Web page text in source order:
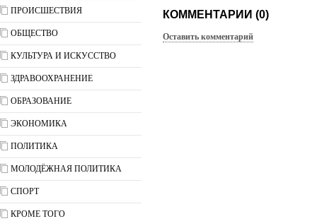
ПРОИСШЕСТВИЯ
ОБЩЕСТВО
КУЛЬТУРА И ИСКУССТВО
ЗДРАВООХРАНЕНИЕ
ОБРАЗОВАНИЕ
ЭКОНОМИКА
ПОЛИТИКА
МОЛОДЁЖНАЯ ПОЛИТИКА
СПОРТ
КРОМЕ ТОГО
КОММЕНТАРИИ (0)
Оставить комментарий